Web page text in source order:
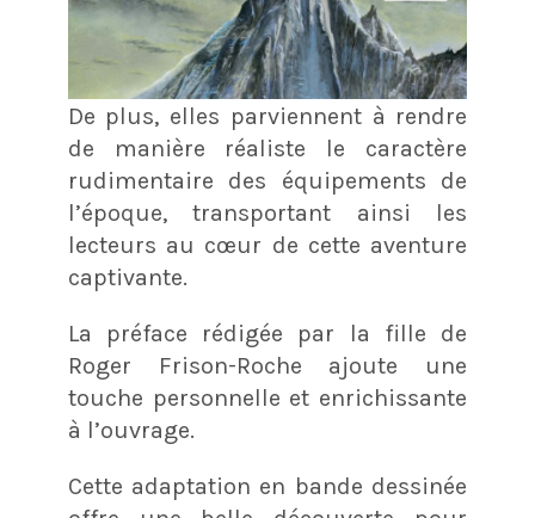
De plus, elles parviennent à rendre
de manière réaliste le caractère
rudimentaire des équipements de
l’époque, transportant ainsi les
lecteurs au cœur de cette aventure
captivante.
La préface rédigée par la fille de
Roger Frison-Roche ajoute une
touche personnelle et enrichissante
à l’ouvrage.
Cette adaptation en bande dessinée